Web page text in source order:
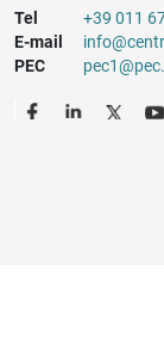
Tel
+39 011
E-mail
PEC